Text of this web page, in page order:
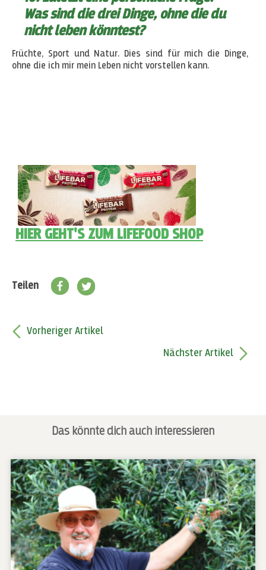
Was sind die drei Dinge, ohne die du
nicht leben könntest?
Früchte, Sport und Natur. Dies sind für mich die Dinge,
ohne die ich mir mein Leben nicht vorstellen kann.
HIER GEHT'S ZUM LIFEFOOD SHOP
Teilen
Vorheriger Artikel
Nächster Artikel
Das könnte dich auch interessieren